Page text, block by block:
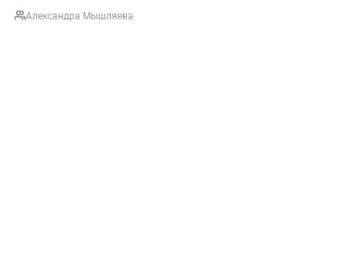
Александра Мышляева